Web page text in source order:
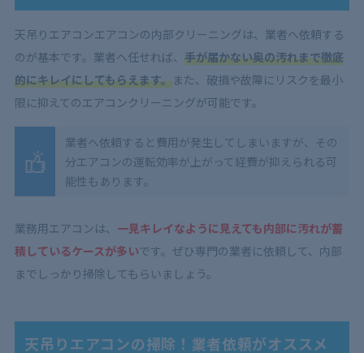
天吊りエアコンエアコンの内部クリーニングは、業者へ依頼する
のが基本です。業者へ任せれば、 手が届かない奥の汚れまで徹底
的にキレイにしてもらえます。また、破損や故障にリスクを最小
限に抑えてのエアコンクリーニングが可能です。
業者へ依頼すると費用が発生してしまいますが、その
分エアコンの運転効率が上がって経費が抑えられる可
能性もあります。
業務用エアコンは、 一見キレイなように見えても内部に汚れが蓄
積しているケースが多いです。ぜひ専門の業者に依頼して、内部
までしっかり掃除してもらいましょう。
天吊りエアコンの掃除！業者依頼がオススメ